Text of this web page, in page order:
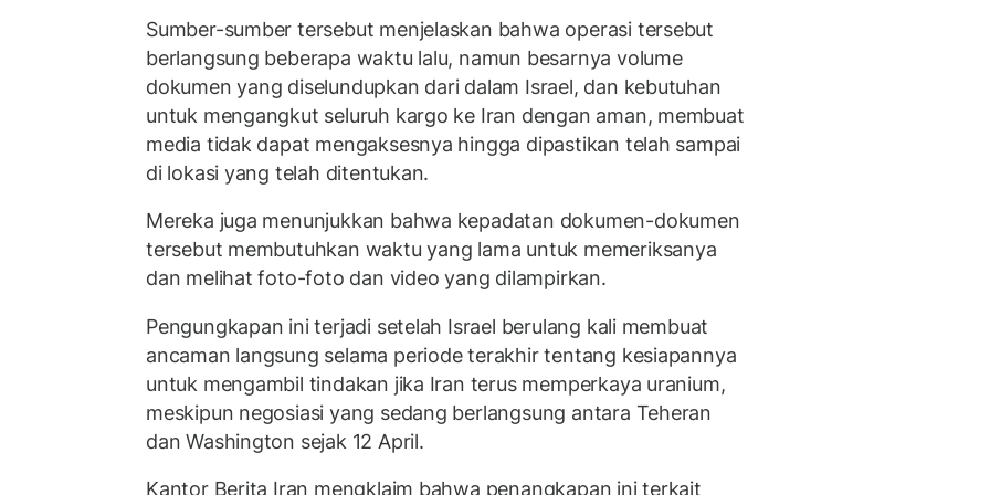
Sumber-sumber tersebut menjelaskan bahwa operasi tersebut
berlangsung beberapa waktu lalu, namun besarnya volume
dokumen yang diselundupkan dari dalam Israel, dan kebutuhan
untuk mengangkut seluruh kargo ke Iran dengan aman, membuat
media tidak dapat mengaksesnya hingga dipastikan telah sampai
di lokasi yang telah ditentukan.
Mereka juga menunjukkan bahwa kepadatan dokumen-dokumen
tersebut membutuhkan waktu yang lama untuk memeriksanya
dan melihat foto-foto dan video yang dilampirkan.
Pengungkapan ini terjadi setelah Israel berulang kali membuat
ancaman langsung selama periode terakhir tentang kesiapannya
untuk mengambil tindakan jika Iran terus memperkaya uranium,
meskipun negosiasi yang sedang berlangsung antara Teheran
dan Washington sejak 12 April.
Kantor Berita Iran mengklaim bahwa penangkapan ini terkait